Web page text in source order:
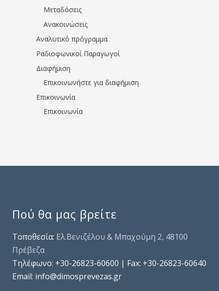
Μεταδόσεις
Ανακοινώσεις
Αναλυτικό πρόγραμμα
Ραδιοφωνικοί Παραγωγοί
Διαφήμιση
Επικοινωνήστε για διαφήμιση
Επικοινωνία
Επικοινωνία
Πού θα μας βρείτε
Τοποθεσία: Ελ.Βενιζέλου & Μπαχούμη 2, 48100
Πρέβεζα
Τηλέφωνo: +30-26823-60600 | Fax: +30-26823-60640
Email: info@dimosprevezas.gr